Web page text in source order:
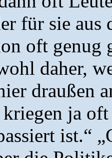
für sie aus
oft genug
daher,
draußen
kriegen ja
ist.“